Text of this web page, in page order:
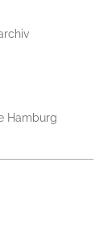
Hamburg